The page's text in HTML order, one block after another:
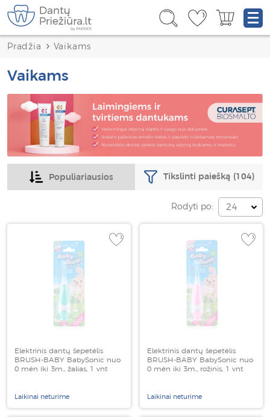
Pradžia Vaikams
Vaikams
Populiariausios Tikslinti paiešką (104)
Rodyti po: 24
Elektrinis dantų šepetėlis
BRUSH-BABY BabySonic nuo
0 mėn iki 3m., žalias, 1 vnt
Laikinai neturime
Elektrinis dantų šepetėlis
BRUSH-BABY BabySonic nuo
0 mėn iki 3m., rožinis, 1 vnt
Laikinai neturime